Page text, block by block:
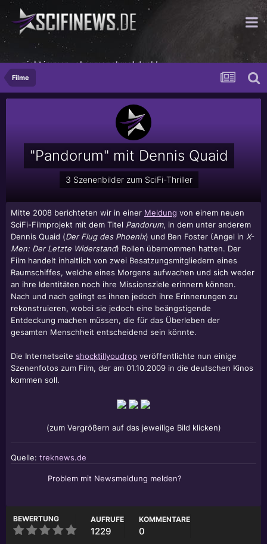
...nicht immer - aber manchmal doch!
Filme
"Pandorum" mit Dennis Quaid
3 Szenenbilder zum SciFi-Thriller
Mitte 2008 berichteten wir in einer Meldung von einem neuen
SciFi-Filmprojekt mit dem Titel Pandorum, in dem unter anderem
Dennis Quaid (Der Flug des Phoenix) und Ben Foster (Angel in X-
Men: Der Letzte Widerstand) Rollen übernommen hatten. Der
Film handelt inhaltlich von zwei Besatzungsmitgliedern eines
Raumschiffes, welche eines Morgens aufwachen und sich weder
an ihre Identitäten noch ihre Missionsziele erinnern können.
Nach und nach gelingt es ihnen jedoch ihre Erinnerungen zu
rekonstruieren, wobei sie jedoch eine beängstigende
Entdeckung machen müssen, die für das Überleben der
gesamten Menschheit entscheidend sein könnte.
Die Internetseite shocktillyoudrop veröffentlichte nun einige
Szenenfotos zum Film, der am 01.10.2009 in die deutschen Kinos
kommen soll.
(zum Vergrößern auf das jeweilige Bild klicken)
Quelle: treknews.de
Problem mit Newsmeldung melden?
BEWERTUNG AUFRUFE
1229
KOMMENTARE
0